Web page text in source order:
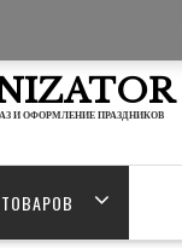
И ОФОРМЛЕНИЕ ПРАЗДНИКОВ